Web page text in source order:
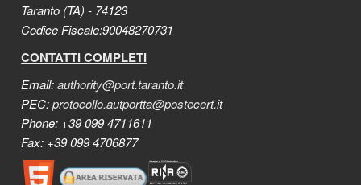
Taranto (TA) - 74123
Codice Fiscale:90048270731
CONTATTI COMPLETI
Email:authority@port.taranto.it
PEC:protocollo.autportta@postecert.it
Phone: +39 099 4711611
Fax: +39 099 4706877